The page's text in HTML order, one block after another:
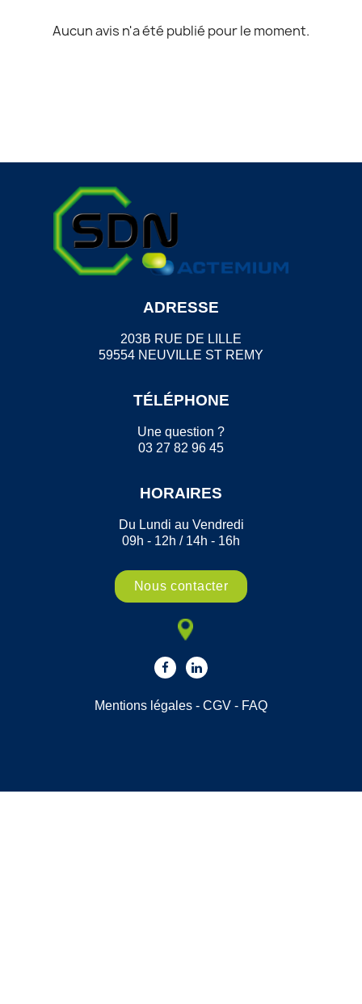
Aucun avis n'a été publié pour le moment.
ADRESSE
203B RUE DE LILLE
59554 NEUVILLE ST REMY
TÉLÉPHONE
Une question ?
03 27 82 96 45
HORAIRES
Du Lundi au Vendredi
09h - 12h / 14h - 16h
Nous contacter
Mentions légales - CGV - FAQ